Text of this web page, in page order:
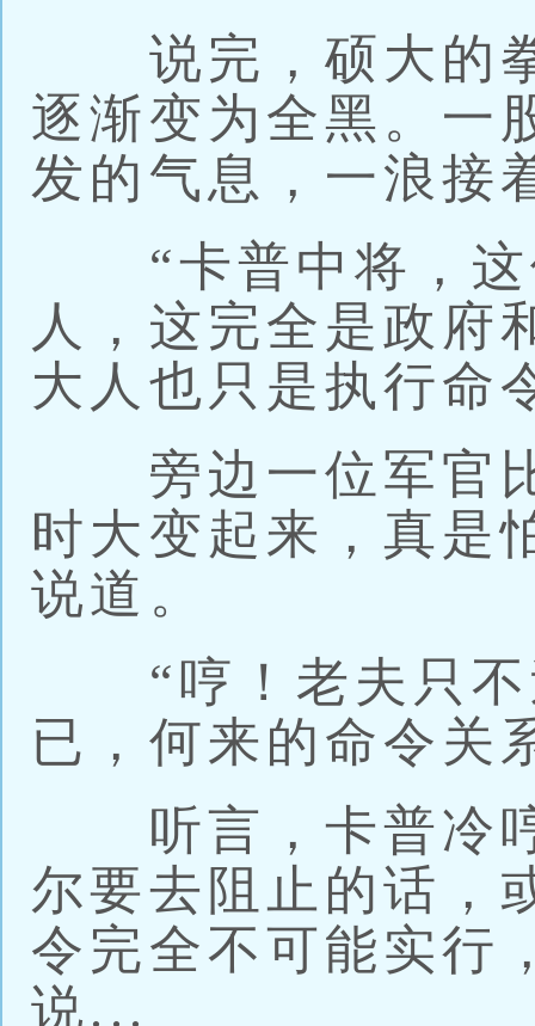
说完，硕大的拳
逐渐变为全黑。一
发的气息，一浪接
“卡普中将，这
人，这完全是政府
大人也只是执行命
旁边一位军官比
时大变起来，真是
说道。
“哼！老夫只不
已，何来的命令关
听言，卡普冷哼
尔要去阻止的话，
令完全不可能实行
说...